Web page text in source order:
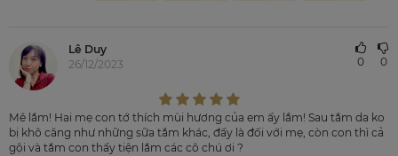
Lê Duy
26/12/2023
Mê lắm! Hai mẹ con tớ thích mùi hương của em ấy lắm! Sau tắm da ko
bị khô căng như những sữa tắm khác, đấy là đối với mẹ, còn con thì cả
gội và tắm con thấy tiện lắm các cô chú ơi ?
0 0